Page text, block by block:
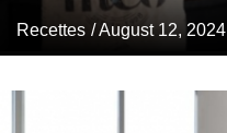
Recettes / August 12, 2024